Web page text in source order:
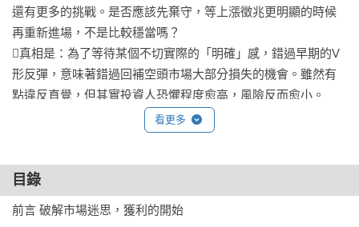
還有更多的挑戰。是否應該先棄守，等上漲徵兆更明顯的時候
再重新進場，不是比較穩當嗎？
真相是：為了等待某個不切實際的「明確」感，錯過早期的V
形反彈，意味著錯過回補空頭市場大部分損失的機會。雖然有
點違反直覺，但其實投資人恐懼程度愈高，風險反而愈小。
◎高股息股票會產生可靠的退休收入！？
是他們首要關切的事，也因此許多人注重在投資高股息股票。
真相是：高股息股票不會永遠比較好，而且隨著時間推移，預
期波動率或報酬並不一定比其他股票更具有優勢。重要的是：
看更多
目錄
前言 破解市場迷思，獲利的開始